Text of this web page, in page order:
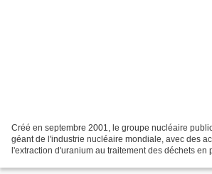
Créé en septembre 2001, le groupe nucléaire
géant de l'industrie nucléaire mondiale, avec des
l'extraction d'uranium au traitement des déchets en